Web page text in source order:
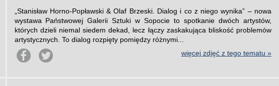
„Stanisław Horno-Popławski & Olaf Brzeski. Dialog i co z niego wynika” – nowa
wystawa Państwowej Galerii Sztuki w Sopocie to spotkanie dwóch artystów,
których dzieli niemal siedem dekad, lecz łączy zaskakująca bliskość problemów
artystycznych. To dialog rozpięty pomiędzy różnymi...
więcej zdjęć z tego tematu »